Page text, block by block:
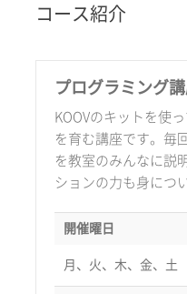
コース紹介
プログラミング
KOOVのキットを使
を育む講座です。毎
を教室のみんなに説
ションの力も身につ
開催曜日
月、火、木、金、土